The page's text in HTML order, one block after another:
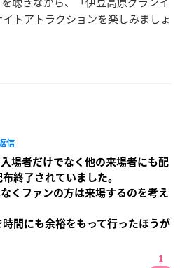
トアトラクションを楽しみましょ
信
場者だけでなく他の来場者にも配
終了されていました。
くファンの方は来場するのを考え
間にも余裕をもって行ったほうが
1